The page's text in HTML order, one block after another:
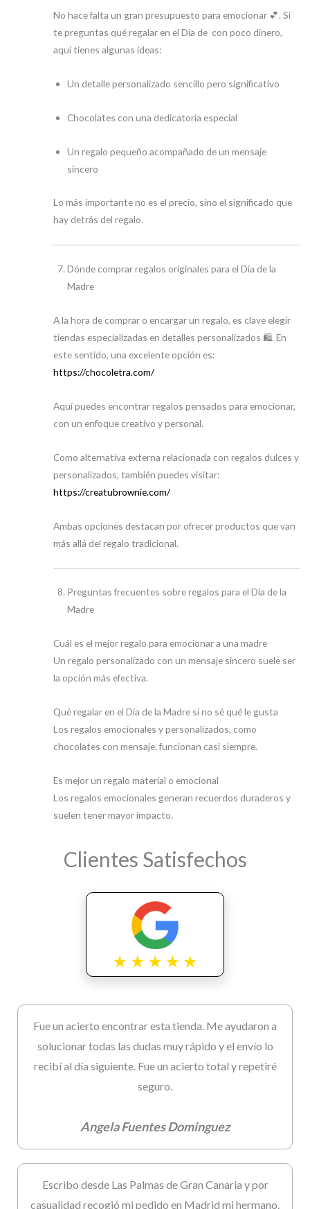
No hace falta un gran presupuesto para emocionar 💕. Si
te preguntas qué regalar en el Día de con poco dinero,
aquí tienes algunas ideas:
Un detalle personalizado sencillo pero significativo
Chocolates con una dedicatoria especial
Un regalo pequeño acompañado de un mensaje
sincero
Lo más importante no es el precio, sino el significado que
hay detrás del regalo.
Dónde comprar regalos originales para el Día de la
Madre
A la hora de comprar o encargar un regalo, es clave elegir
tiendas especializadas en detalles personalizados 🛍️. En
este sentido, una excelente opción es:
https://chocoletra.com/
Aquí puedes encontrar regalos pensados para emocionar,
con un enfoque creativo y personal.
Como alternativa externa relacionada con regalos dulces y
personalizados, también puedes visitar:
https://creatubrownie.com/
Ambas opciones destacan por ofrecer productos que van
más allá del regalo tradicional.
Preguntas frecuentes sobre regalos para el Día de la
Madre
Cuál es el mejor regalo para emocionar a una madre
Un regalo personalizado con un mensaje sincero suele ser
la opción más efectiva.
Qué regalar en el Día de la Madre si no sé qué le gusta
Los regalos emocionales y personalizados, como
chocolates con mensaje, funcionan casi siempre.
Es mejor un regalo material o emocional
Los regalos emocionales generan recuerdos duraderos y
suelen tener mayor impacto.
Clientes Satisfechos
Fue un acierto encontrar esta tienda. Me ayudaron a
solucionar todas las dudas muy rápido y el envío lo
recibí al día siguiente. Fue un acierto total y repetiré
seguro.
Angela Fuentes Dominguez
Escribo desde Las Palmas de Gran Canaria y por
casualidad recogió mi pedido en Madrid mi hermano.